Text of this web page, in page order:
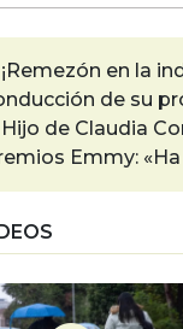
¡Remezón en la
de su
Hijo de Claudia
Emmy: